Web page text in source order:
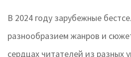
В 2024 году зарубежные
разнообразием жанров и
сердцах читателей из разных